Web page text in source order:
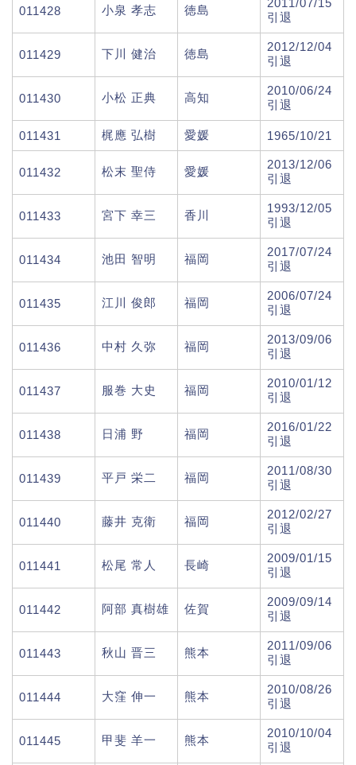
011428 小泉 孝志 徳島
2011/07/15
引退
011429 下川 健治 徳島
2012/12/04
引退
011430 小松 正典 高知
2010/06/24
引退
011431 梶應 弘樹 愛媛 1965/10/21
011432 松末 聖侍 愛媛
2013/12/06
引退
011433 宮下 幸三 香川
1993/12/05
引退
011434 池田 智明 福岡
2017/07/24
引退
011435 江川 俊郎 福岡
2006/07/24
引退
011436 中村 久弥 福岡
2013/09/06
引退
011437 服巻 大史 福岡
2010/01/12
引退
011438 日浦 野 福岡
2016/01/22
引退
011439 平戸 栄二 福岡
2011/08/30
引退
011440 藤井 克衛 福岡
2012/02/27
引退
011441 松尾 常人 長崎
2009/01/15
引退
011442 阿部 真樹雄 佐賀
2009/09/14
引退
011443 秋山 晋三 熊本
2011/09/06
引退
011444 大窪 伸一 熊本
2010/08/26
引退
011445 甲斐 羊一 熊本
2010/10/04
引退